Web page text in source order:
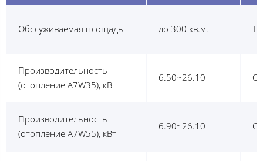
Обслуживаемая площадь до 300 кв.м.
Производительность
(отопление A7W35), кВт
6.50~26.10
Производительность
(отопление A7W55), кВт
6.90~26.10